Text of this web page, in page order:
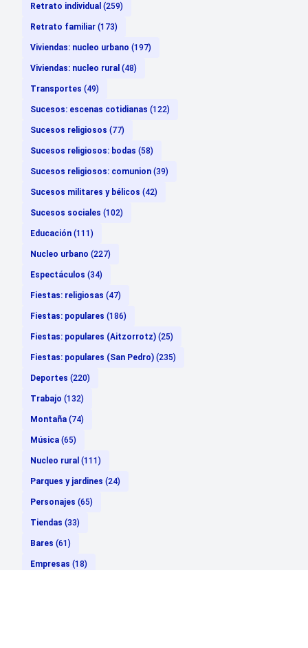
Retrato individual (259)
Retrato familiar (173)
Viviendas: nucleo urbano (197)
Viviendas: nucleo rural (48)
Transportes (49)
Sucesos: escenas cotidianas (122)
Sucesos religiosos (77)
Sucesos religiosos: bodas (58)
Sucesos religiosos: comunion (39)
Sucesos militares y bélicos (42)
Sucesos sociales (102)
Educación (111)
Nucleo urbano (227)
Espectáculos (34)
Fiestas: religiosas (47)
Fiestas: populares (186)
Fiestas: populares (Aitzorrotz) (25)
Fiestas: populares (San Pedro) (235)
Deportes (220)
Trabajo (132)
Montaña (74)
Música (65)
Nucleo rural (111)
Parques y jardines (24)
Personajes (65)
Tiendas (33)
Bares (61)
Empresas (18)